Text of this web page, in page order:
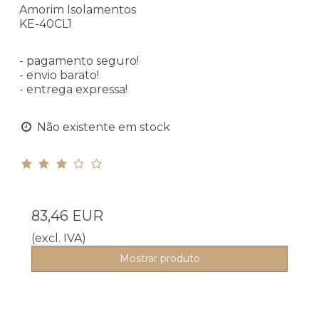
Amorim Isolamentos
KE-40CL1
- pagamento seguro!
- envio barato!
- entrega expressa!
Não existente em stock
83,46 EUR
(excl. IVA)
Mostrar produto